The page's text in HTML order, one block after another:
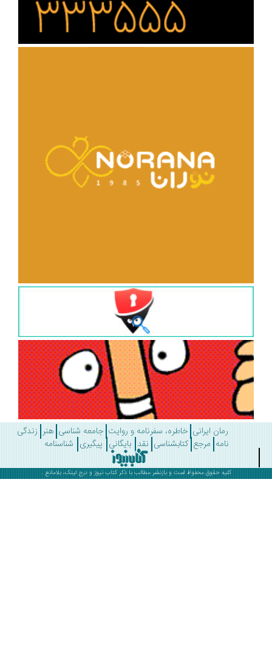
رمان ایرانی خاطره، سفرنامه و روایت جامعه شناسی هنر زندگی
مرجع کتابشناسی نقد بایگانی پیگیری شناسنامه
کلیه حقوق محفوظ است و بازنشر مطالب با ذکرکتاب نیوزو درج لینک، بلامانع .